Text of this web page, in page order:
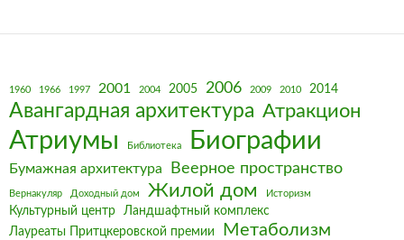
1960 1966 1997 2001 2004 2005 2006 2009 2010 2014
Авангардная архитектура Атракцион
Атриумы Библиотека Биографии
Бумажная архитектура Веерное пространство
Вернакуляр Доходный дом Жилой дом Историзм
Культурный центр
Ландшафтный комплекс
Лауреаты Притцкеровской премии
Метаболизм